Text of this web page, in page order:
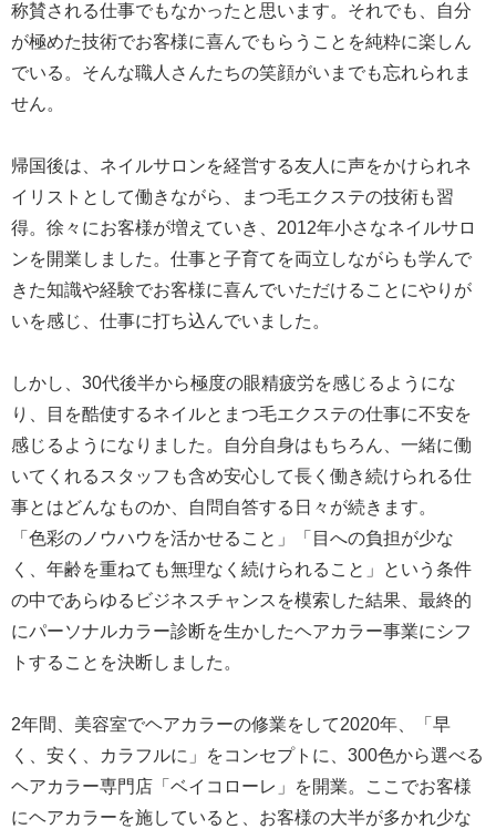
称賛される仕事でもなかったと思います。それでも、自分
が極めた技術でお客様に喜んでもらうことを純粋に楽しん
でいる。そんな職人さんたちの笑顔がいまでも忘れられま
せん。
帰国後は、ネイルサロンを経営する友人に声をかけられネ
イリストとして働きながら、まつ毛エクステの技術も習
得。徐々にお客様が増えていき、2012年小さなネイルサロ
ンを開業しました。仕事と子育てを両立しながらも学んで
きた知識や経験でお客様に喜んでいただけることにやりが
いを感じ、仕事に打ち込んでいました。
しかし、30代後半から極度の眼精疲労を感じるようにな
り、目を酷使するネイルとまつ毛エクステの仕事に不安を
感じるようになりました。自分自身はもちろん、一緒に働
いてくれるスタッフも含め安心して長く働き続けられる仕
事とはどんなものか、自問自答する日々が続きます。
「色彩のノウハウを活かせること」「目への負担が少な
く、年齢を重ねても無理なく続けられること」という条件
の中であらゆるビジネスチャンスを模索した結果、最終的
にパーソナルカラー診断を生かしたヘアカラー事業にシフ
トすることを決断しました。
2年間、美容室でヘアカラーの修業をして2020年、「早
く、安く、カラフルに」をコンセプトに、300色から選べる
ヘアカラー専門店「ベイコローレ」を開業。ここでお客様
にヘアカラーを施していると、お客様の大半が多かれ少な